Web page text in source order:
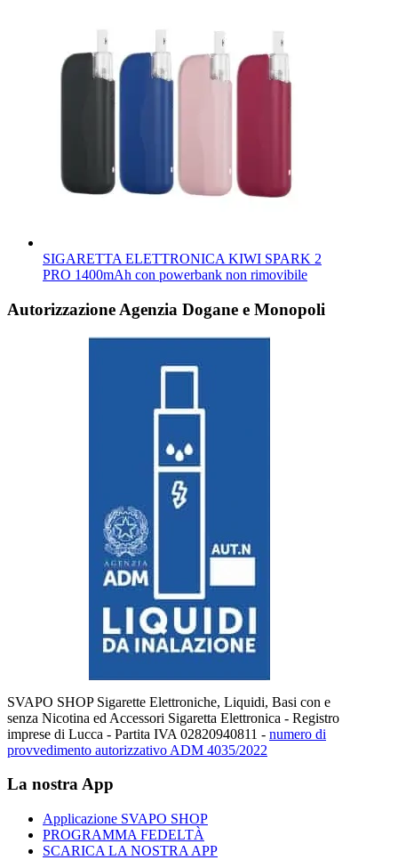
SIGARETTA ELETTRONICA KIWI SPARK 2
PRO 1400mAh con powerbank non rimovibile
Autorizzazione Agenzia Dogane e Monopoli
SVAPO SHOP Sigarette Elettroniche, Liquidi, Basi con e
senza Nicotina ed Accessori Sigaretta Elettronica - Registro
imprese di Lucca - Partita IVA 02820940811 - numero di
provvedimento autorizzativo ADM 4035/2022
La nostra App
Applicazione SVAPO SHOP
PROGRAMMA FEDELTÀ
SCARICA LA NOSTRA APP